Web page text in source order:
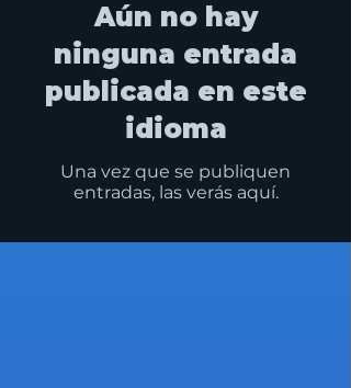
Aún no hay
ninguna entrada
publicada en este
idioma
Una vez que se publiquen
entradas, las verás aquí.